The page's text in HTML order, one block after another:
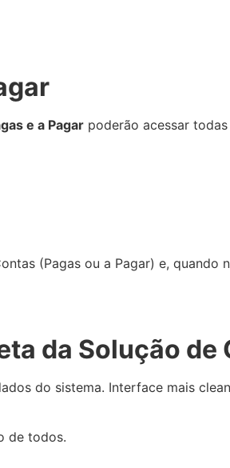
e a Pagar poderão acessar
(Pagas ou a Pagar) e, quando
da Solução de
do sistema. Interface mais
de todos.